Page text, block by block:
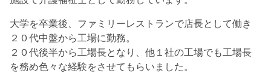
大学を卒業後、ファミリーレストランで店長として働き
２０代中盤から工場に勤務。
２０代後半から工場長となり、他１社の工場でも工場長
を務め色々な経験をさせてもらいました。